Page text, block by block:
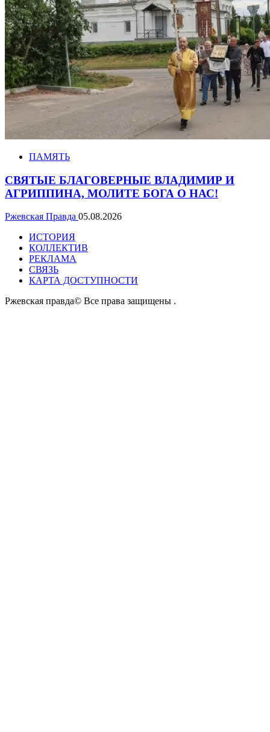
ПАМЯТЬ
СВЯТЫЕ БЛАГОВЕРНЫЕ ВЛАДИМИР И
АГРИППИНА, МОЛИТЕ БОГА О НАС!
Ржевская Правда 05.08.2026
ИСТОРИЯ
КОЛЛЕКТИВ
РЕКЛАМА
СВЯЗЬ
КАРТА ДОСТУПНОСТИ
Ржевская правда© Все права защищены .